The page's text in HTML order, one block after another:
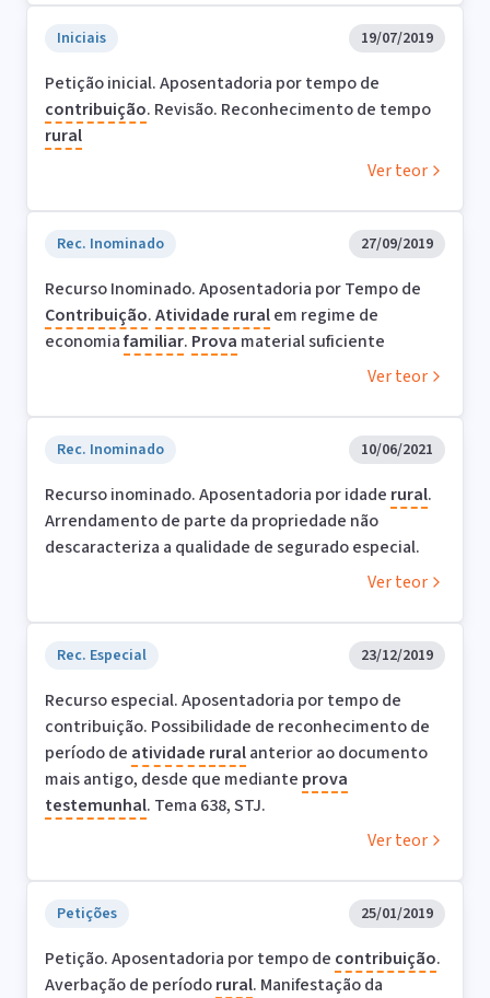
Iniciais 19/07/2019
Petição inicial. Aposentadoria por tempo de
contribuição. Revisão. Reconhecimento de tempo
rural
Ver teor
Rec. Inominado 27/09/2019
Recurso Inominado. Aposentadoria por Tempo de
Contribuição.Atividade ruralem regime de
economiafamiliar. Prova material suficiente
Ver teor
Rec. Inominado 10/06/2021
Recurso inominado. Aposentadoria por idade rural.
Arrendamento de parte da propriedade não
descaracteriza a qualidade de segurado especial.
Ver teor
Rec. Especial 23/12/2019
Recurso especial. Aposentadoria por tempo de
contribuição. Possibilidade de reconhecimento de
período de atividade ruralanterior ao documento
mais antigo, desde que mediante prova
testemunhal. Tema 638, STJ.
Ver teor
Petições 25/01/2019
Petição. Aposentadoria por tempo de contribuição.
Averbação de períodorural. Manifestação da